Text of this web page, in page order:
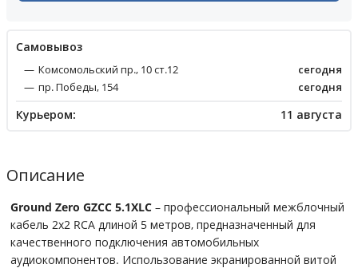
Cамовывоз
Комсомольский пр., 10 ст.12
сегодня
пр. Победы, 154
сегодня
Курьером: 11 августа
Описание
Ground Zero GZCC 5.1XLC – профессиональный межблочный
кабель 2x2 RCA длиной 5 метров, предназначенный для
качественного подключения автомобильных
аудиокомпонентов. Использование экранированной витой